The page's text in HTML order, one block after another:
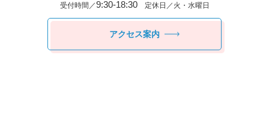
受付時間／9:30-18:30定休日／火・水曜日
アクセス案内